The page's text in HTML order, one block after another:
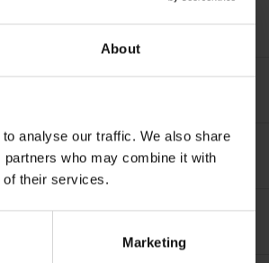
About
analyse our traffic. We also share
who may combine it with
of their services.
Marketing